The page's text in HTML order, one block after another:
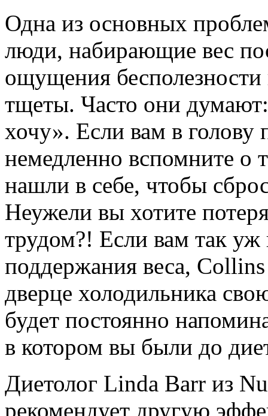
Одна из основных
люди, набирающие вес
ощущения
тщеты. Часто они
хочу». Если вам в голову
немедленно вспомните о
нашли в себе, чтобы
Неужели вы хотите
трудом?! Если вам так
поддержания веса,
дверце холодильника
будет постоянно
в котором вы были до
Диетолог Linda Barr из
рекомендует другую